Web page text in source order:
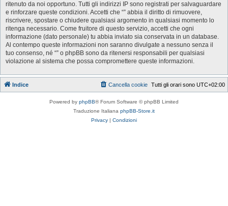
ritenuto da noi opportuno. Tutti gli indirizzi IP sono registrati per salvaguardare
e rinforzare queste condizioni. Accetti che “” abbia il diritto di rimuovere,
riscrivere, spostare o chiudere qualsiasi argomento in qualsiasi momento lo
ritenga necessario. Come fruitore di questo servizio, accetti che ogni
informazione (dato personale) tu abbia inviato sia conservata in un database.
Al contempo queste informazioni non saranno divulgate a nessuno senza il
tuo consenso, né “” o phpBB sono da ritenersi responsabili per qualsiasi
violazione al sistema che possa compromettere queste informazioni.
Indice Tutti gli orari sono UTC+02:00
Cancella cookie
Powered by phpBB® Forum Software © phpBB Limited
Traduzione Italiana phpBB-Store.it
Privacy | Condizioni